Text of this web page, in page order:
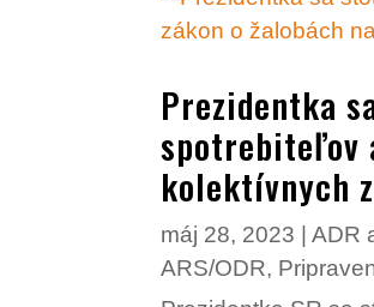
Prezidentka
spotrebiteľov
kolektívnych
máj 28, 2023 |ADR
ARS/ODR,